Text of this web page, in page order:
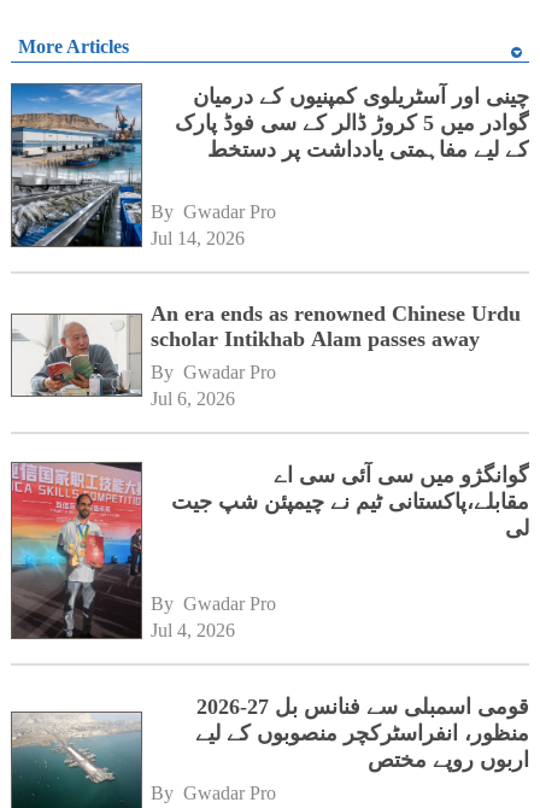
More Articles
چینی اور آسٹریلوی کمپنیوں کے درمیان
گوادر میں 5 کروڑ ڈالر کے سی فوڈ پارک
کے لیے مفاہمتی یادداشت پر دستخط
By Gwadar Pro
Jul 14, 2026
An era ends as renowned Chinese Urdu
scholar Intikhab Alam passes away
By Gwadar Pro
Jul 6, 2026
گوانگژو میں سی آئی سی اے
مقابلے،پاکستانی ٹیم نے چیمپئن شپ جیت
لی
By Gwadar Pro
Jul 4, 2026
قومی اسمبلی سے فنانس بل 27-2026
منظور، انفراسٹرکچر منصوبوں کے لیے
اربوں روپے مختص
By Gwadar Pro